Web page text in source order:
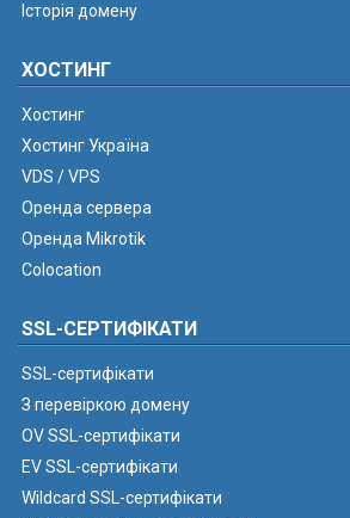
Історія домену
ХОСТИНГ
Хостинг
Хостинг Україна
VDS / VPS
Оренда сервера
Оренда Mikrotik
Colocation
SSL-СЕРТИФІКАТИ
SSL-сертифікати
З перевіркою домену
OV SSL-сертифікати
EV SSL-сертифікати
Wildcard SSL-сертифікати